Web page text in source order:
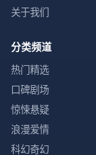
关于我们
分类频道
热门精选
口碑剧场
惊悚悬疑
浪漫爱情
科幻奇幻